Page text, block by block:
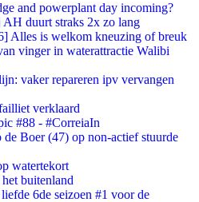
and powerplant day incoming?
AH duurt straks 2x zo lang
Alles is welkom kneuzing of breuk
vinger in waterattractie Walibi
vaker repareren ipv vervangen
verklaard
#88 - #CorreiaIn
Boer (47) op non-actief stuurde
watertekort
buitenland
6de seizoen #1 voor de